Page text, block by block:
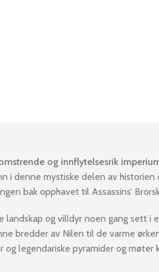
og innflytelsesrik
i denne mystiske delen av historien
bak opphavet til Assassins’
landskap og villdyr noen gang sett i
bredder av Nilen til de varme
og legendariske pyramider og møter